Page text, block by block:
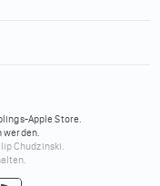
Apple Store.
werden.
Chudzinski.